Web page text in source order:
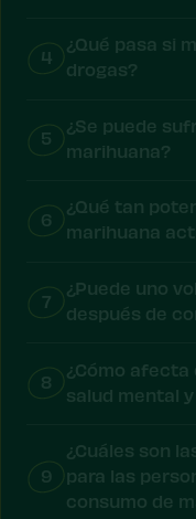
4
¿Qué pasa si
drogas?
5
¿Se puede
marihuana?
6
¿Qué tan
marihuana
7
¿Puede uno
después de
8
¿Cómo afecta
salud mental
9
¿Cuáles son
para las
consumo de